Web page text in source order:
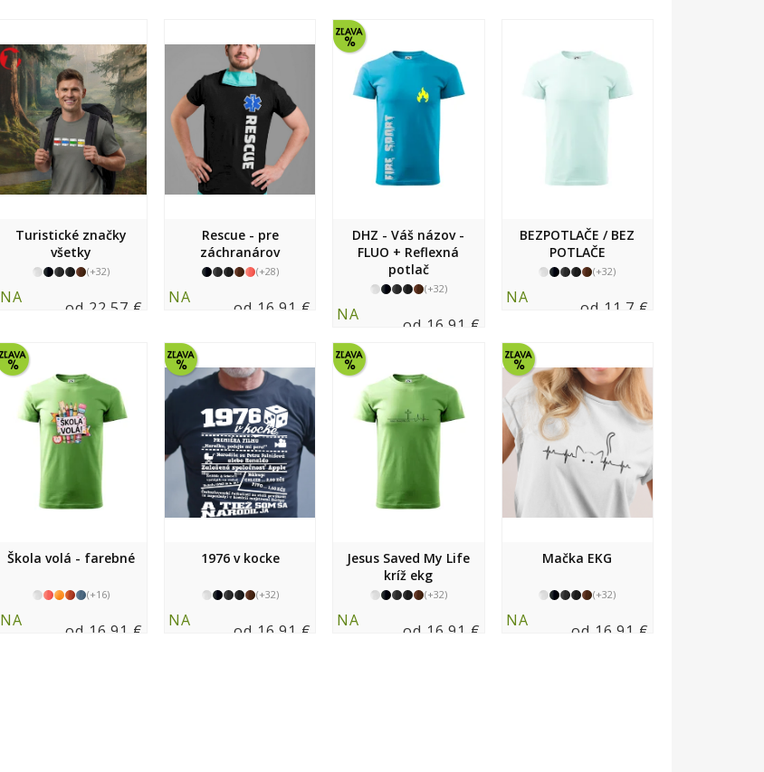
Turistické značky
všetky
(+32)
NA
od 22.57 €
Rescue - pre
záchranárov
(+28)
NA
od 16.91 €
DHZ - Váš názov -
FLUO + Reflexná
potlač
(+32)
NA
od 16.91 €
BEZPOTLAČE / BEZ
POTLAČE
(+32)
NA
od 11.7 €
Škola volá - farebné
(+16)
NA
od 16.91 €
1976 v kocke
(+32)
NA
od 16.91 €
Jesus Saved My Life
kríž ekg
(+32)
NA
od 16.91 €
Mačka EKG
(+32)
NA
od 16.91 €